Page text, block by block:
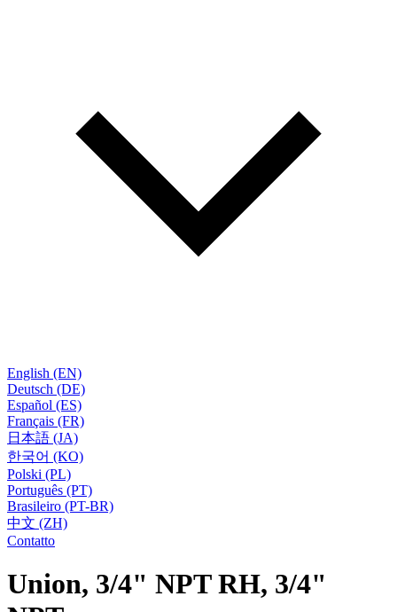
English (EN)
Deutsch (DE)
Español (ES)
Français (FR)
日本語 (JA)
한국어 (KO)
Polski (PL)
Português (PT)
Brasileiro (PT-BR)
中文 (ZH)
Contatto
Union, 3/4" NPT RH, 3/4"